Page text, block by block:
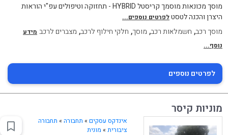
מוסך מכונאות מוסמך קריסטל HYBRID - תחזוקה וטיפולים עפ"י הוראות
היצרן והכנה לטסטלפרטים נוספים...
מוסך רכב, חשמלאות רכב, מוסך, חלקי חילוף לרכב, מצברים לרכב מידע
נוסף...
לפרטים נוספים
מוניות קיסר
אינדקס עסקים » תחבורה» תחבורה
ציבורית» מונית